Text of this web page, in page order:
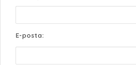
E-posta: